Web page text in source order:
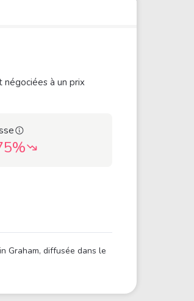
à un prix
Graham, diffusée dans le